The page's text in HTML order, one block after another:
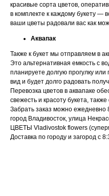
красивые сорта цветов,
в комплекте к каждому букету —
ваши цветы радовали вас как
Аквапак
Также к букет мы отправляем в
Это альтернативная емкость с
планируете долгую прогулку
вид и будет долго радовать
Перевозка цветов в аквапаке
свежесть и красоту букета,
Забрать заказ можно ежедневно
город Владивосток, улица
ЦВЕТЫ Vladivostok flowers
Доставка по городу и загород с